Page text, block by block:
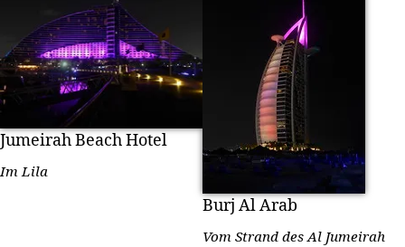
Jumeirah Beach Hotel
Im Lila
Burj Al Arab
Vom Strand des Al Jumeirah